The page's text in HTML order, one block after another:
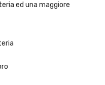
ed una maggiore